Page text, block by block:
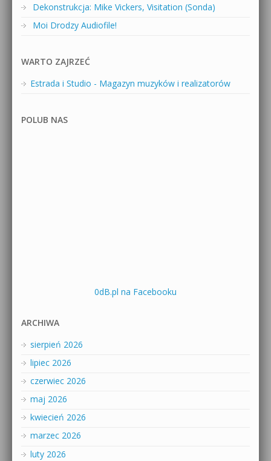
Dekonstrukcja: Mike Vickers, Visitation (Sonda)
Moi Drodzy Audiofile!
WARTO ZAJRZEĆ
Estrada i Studio - Magazyn muzyków i realizatorów
POLUB NAS
0dB.pl na Facebooku
ARCHIWA
sierpień 2026
lipiec 2026
czerwiec 2026
maj 2026
kwiecień 2026
marzec 2026
luty 2026